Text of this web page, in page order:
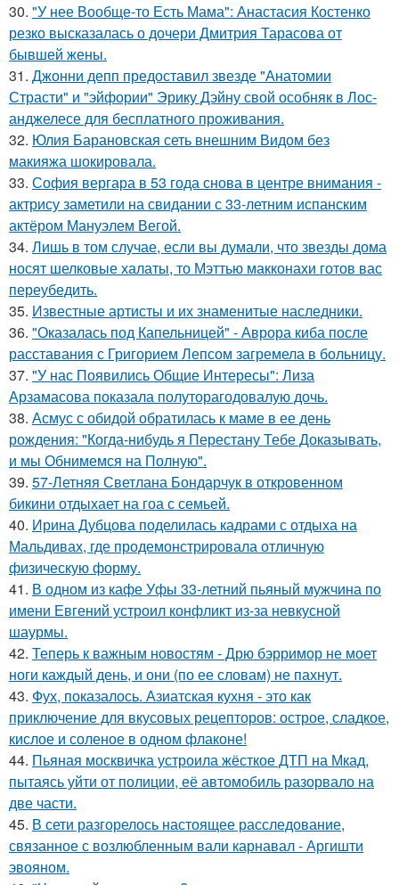
30. "У нее Вообще-то Есть Мама": Анастасия Костенко
резко высказалась о дочери Дмитрия Тарасова от
бывшей жены.
31. Джонни депп предоставил звезде "Анатомии
Страсти" и "эйфории" Эрику Дэйну свой особняк в Лос-
анджелесе для бесплатного проживания.
32. Юлия Барановская сеть внешним Видом без
макияжа шокировала.
33. София вергара в 53 года снова в центре внимания -
актрису заметили на свидании с 33-летним испанским
актёром Мануэлем Вегой.
34. Лишь в том случае, если вы думали, что звезды дома
носят шелковые халаты, то Мэттью макконахи готов вас
переубедить.
35. Известные артисты и их знаменитые наследники.
36. "Оказалась под Капельницей" - Аврора киба после
расставания с Григорием Лепсом загремела в больницу.
37. "У нас Появились Общие Интересы": Лиза
Арзамасова показала полуторагодовалую дочь.
38. Асмус с обидой обратилась к маме в ее день
рождения: "Когда-нибудь я Перестану Тебе Доказывать,
и мы Обнимемся на Полную".
39. 57-Летняя Светлана Бондарчук в откровенном
бикини отдыхает на гоа с семьей.
40. Ирина Дубцова поделилась кадрами с отдыха на
Мальдивах, где продемонстрировала отличную
физическую форму.
41. В одном из кафе Уфы 33-летний пьяный мужчина по
имени Евгений устроил конфликт из-за невкусной
шаурмы.
42. Теперь к важным новостям - Дрю бэрримор не моет
ноги каждый день, и они (по ее словам) не пахнут.
43. Фух, показалось. Азиатская кухня - это как
приключение для вкусовых рецепторов: острое, сладкое,
кислое и соленое в одном флаконе!
44. Пьяная москвичка устроила жёсткое ДТП на Мкад,
пытаясь уйти от полиции, её автомобиль разорвало на
две части.
45. В сети разгорелось настоящее расследование,
связанное с возлюбленным вали карнавал - Аргишти
эвояном.